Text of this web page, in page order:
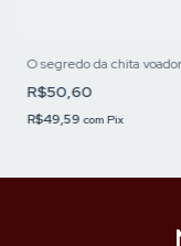
O segredo da chita
R$50,60
R$49,59com Pix